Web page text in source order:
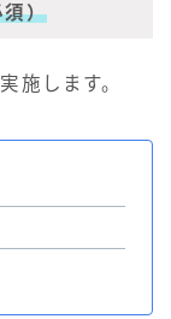
須）
施します。